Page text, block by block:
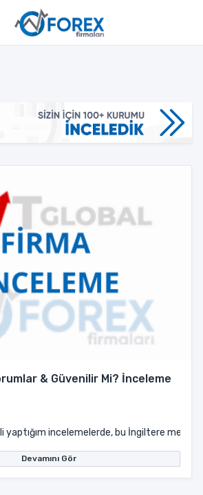
& Güvenilir Mi? İnceleme
yaptığım incelemelerde, bu İngiltere
Devamını Gör